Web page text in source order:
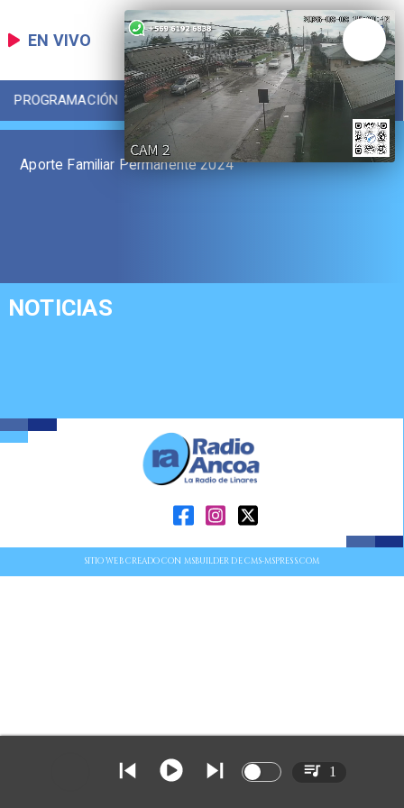
EN VIVO
PROGRAMACIÓN LOCAL DEPORTES
Aporte Familiar Permanente 2024
NOTICIAS
SITIO WEB CREADO CON MSBUILDER DE CMS-MSPRESS.COM
1